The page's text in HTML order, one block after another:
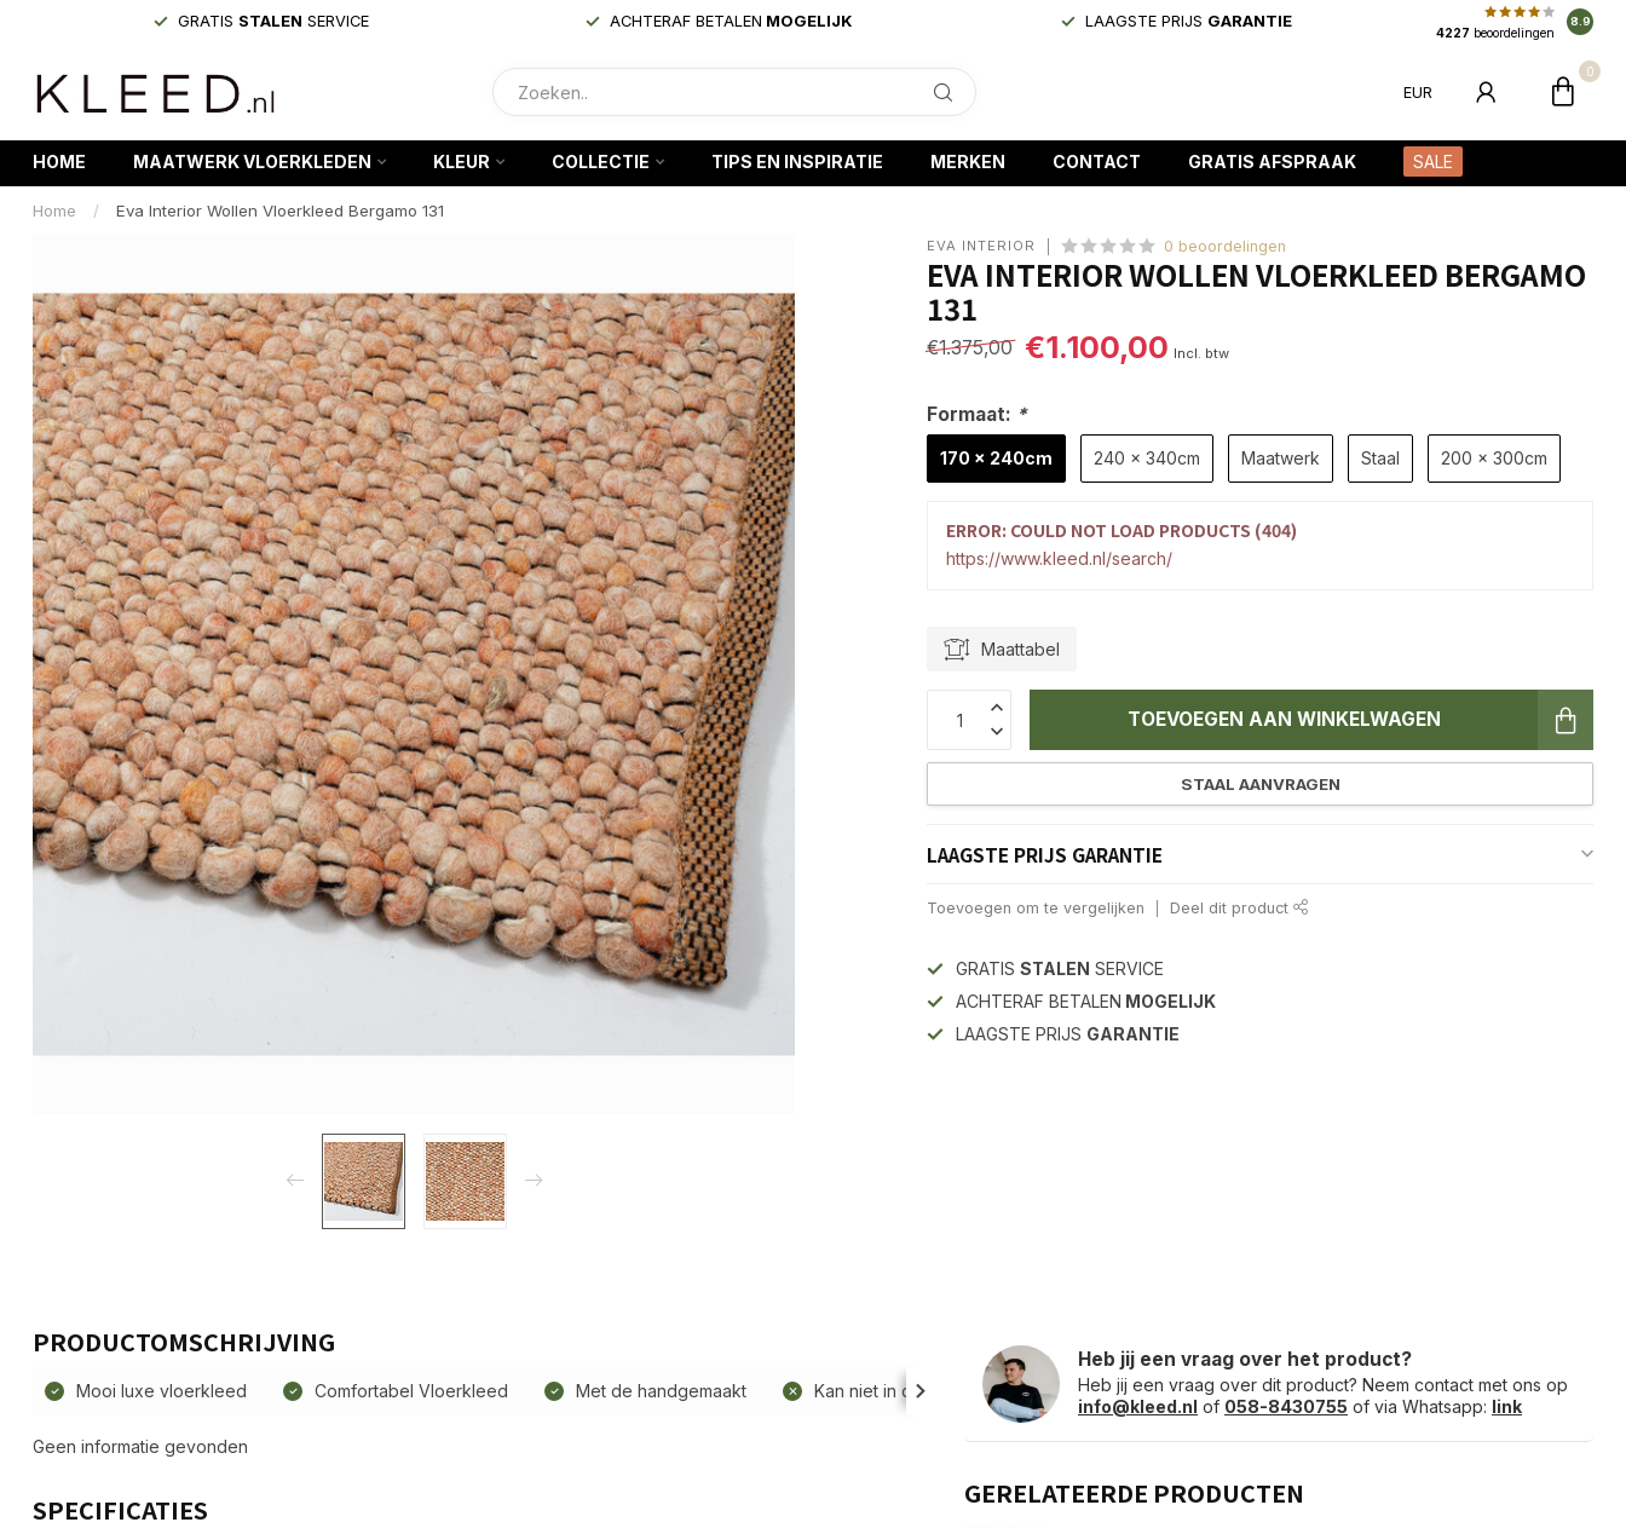
GRATIS STALEN SERVICE ACHTERAF BETALEN MOGELIJK LAAGSTE PRIJS GARANTIE
4227 beoordelingen
8.9
EUR
0
HOME MAATWERK VLOERKLEDEN KLEUR COLLECTIE TIPS EN INSPIRATIE MERKEN CONTACT GRATIS AFSPRAAK SALE
Home / Eva Interior Wollen Vloerkleed Bergamo 131
EVA INTERIOR 0 beoordelingen
EVA INTERIOR WOLLEN VLOERKLEED BERGAMO
131
€1.375,00 €1.100,00 Incl. btw
Formaat: *
170 x 240cm 240 x 340cm Maatwerk Staal 200 x 300cm
ERROR: COULD NOT LOAD PRODUCTS (404)
https://www.kleed.nl/search/
Maattabel
TOEVOEGEN AAN WINKELWAGEN
STAAL AANVRAGEN
LAAGSTE PRIJS GARANTIE
Toevoegen om te vergelijken Deel dit product
GRATISSTALEN SERVICE
ACHTERAF BETALEN MOGELIJK
LAAGSTE PRIJS GARANTIE
PRODUCTOMSCHRIJVING
Mooi luxe vloerkleed Comfortabel Vloerkleed Met de handgemaakt Kan niet in de wasmachine
Geen informatie gevonden
SPECIFICATIES
Heb jij een vraag over het product?
Heb jij een vraag over dit product? Neem contact met ons op
info@kleed.nl of 058-8430755 of via Whatsapp: link
GERELATEERDE PRODUCTEN